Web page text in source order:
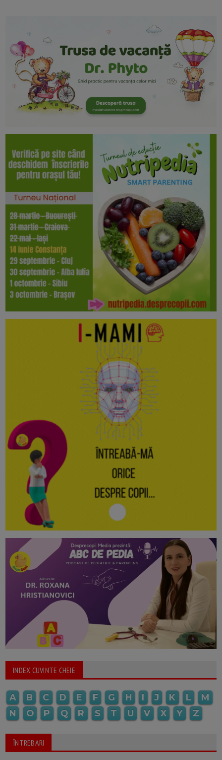
INDEX CUVINTE CHEIE
A B C D E F G H I J K L
M
N
O P Q R S T U V X Y Z
ÎNTREBARI